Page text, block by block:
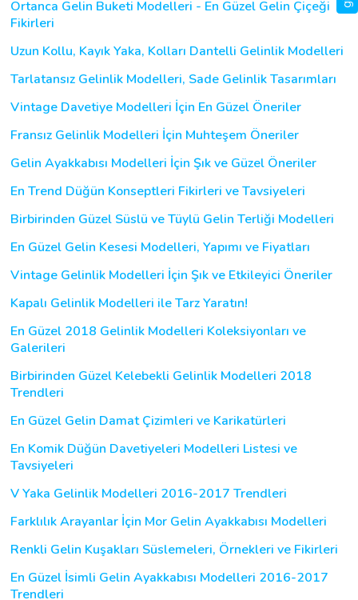
Ortanca Gelin Buketi Modelleri - En Güzel Gelin Çiçeği
Fikirleri
Uzun Kollu, Kayık Yaka, Kolları Dantelli Gelinlik Modelleri
Tarlatansız Gelinlik Modelleri, Sade Gelinlik Tasarımları
Vintage Davetiye Modelleri İçin En Güzel Öneriler
Fransız Gelinlik Modelleri İçin Muhteşem Öneriler
Gelin Ayakkabısı Modelleri İçin Şık ve Güzel Öneriler
En Trend Düğün Konseptleri Fikirleri ve Tavsiyeleri
Birbirinden Güzel Süslü ve Tüylü Gelin Terliği Modelleri
En Güzel Gelin Kesesi Modelleri, Yapımı ve Fiyatları
Vintage Gelinlik Modelleri İçin Şık ve Etkileyici Öneriler
Kapalı Gelinlik Modelleri ile Tarz Yaratın!
En Güzel 2018 Gelinlik Modelleri Koleksiyonları ve
Galerileri
Birbirinden Güzel Kelebekli Gelinlik Modelleri 2018
Trendleri
En Güzel Gelin Damat Çizimleri ve Karikatürleri
En Komik Düğün Davetiyeleri Modelleri Listesi ve
Tavsiyeleri
V Yaka Gelinlik Modelleri 2016-2017 Trendleri
Farklılık Arayanlar İçin Mor Gelin Ayakkabısı Modelleri
Renkli Gelin Kuşakları Süslemeleri, Örnekleri ve Fikirleri
En Güzel İsimli Gelin Ayakkabısı Modelleri 2016-2017
Trendleri